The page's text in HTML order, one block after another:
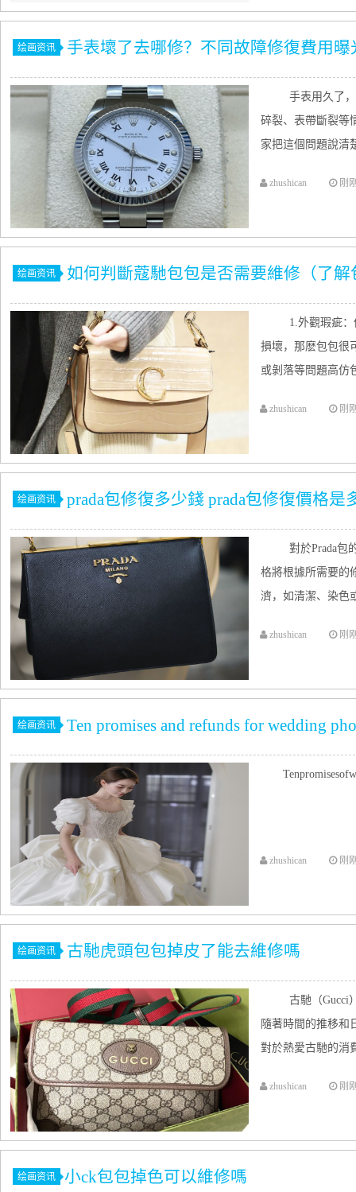
绘画资讯 手表壞了去哪修？不同故障修復費用曝
手表用久了
碎裂、表帶斷裂等
家把這個問題說清
zhushican 刚
绘画资讯 如何判斷蔻馳包包是否需要維修（了
1.外觀瑕疵
損壞，那麽包包很
或剝落等問題高仿
zhushican 刚
绘画资讯 prada包修復多少錢 prada包修復價格是
對於Prada包
格將根據所需要的
濟，如清潔、染色
zhushican 刚
绘画资讯 Ten promises and refunds for wedding
zhushican 刚
绘画资讯 古馳虎頭包包掉皮了能去維修嗎
古馳（Gucci
隨著時間的推移和
對於熱愛古馳的消
zhushican 刚
绘画资讯 ​小ck包包掉色可以維修嗎